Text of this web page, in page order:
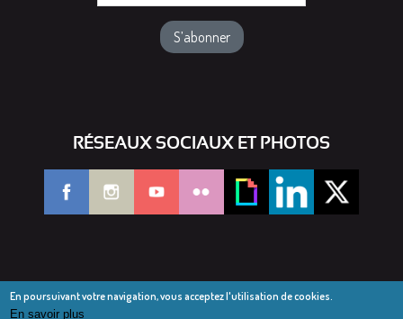
RÉSEAUX SOCIAUX ET PHOTOS
En poursuivant votre navigation, vous acceptez l'utilisation de cookies.
En savoir plus